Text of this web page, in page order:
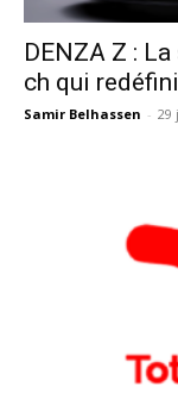
DENZA Z :
ch qui
Samir Belhassen - 29